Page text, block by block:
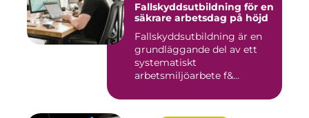
Fallskyddsutbildning för en
säkrare arbetsdag på höjd
Fallskyddsutbildning är en
grundläggande del av ett
systematiskt
arbetsmiljöarbete f&...